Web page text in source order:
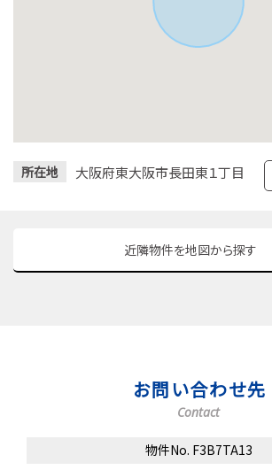
所在地 大阪府東大阪市長田東１丁目
近隣物件を地図から探す
お問い合わせ先
Contact
物件No. F3B7TA13